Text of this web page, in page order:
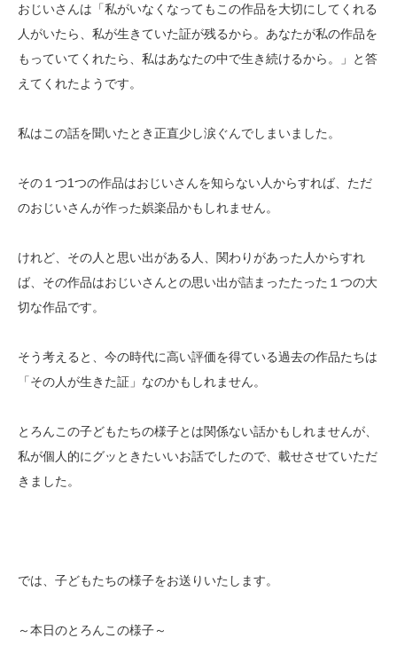
おじいさんは「私がいなくなってもこの作品を大切にしてくれる
人がいたら、私が生きていた証が残るから。あなたが私の作品を
もっていてくれたら、私はあなたの中で生き続けるから。」と答
えてくれたようです。
私はこの話を聞いたとき正直少し涙ぐんでしまいました。
その１つ1つの作品はおじいさんを知らない人からすれば、ただ
のおじいさんが作った娯楽品かもしれません。
けれど、その人と思い出がある人、関わりがあった人からすれ
ば、その作品はおじいさんとの思い出が詰まったたった１つの大
切な作品です。
そう考えると、今の時代に高い評価を得ている過去の作品たちは
「その人が生きた証」なのかもしれません。
とろんこの子どもたちの様子とは関係ない話かもしれませんが、
私が個人的にグッときたいいお話でしたので、載せさせていただ
きました。
では、子どもたちの様子をお送りいたします。
～本日のとろんこの様子～